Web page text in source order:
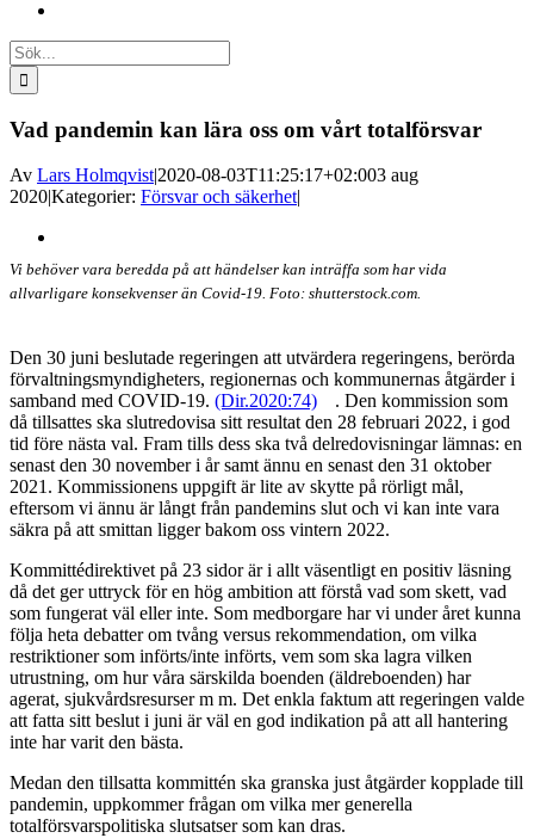
Sök
efter:
Vad pandemin kan lära oss om vårt totalförsvar
Av Lars Holmqvist|2020-08-03T11:25:17+02:003 aug
2020|Kategorier: Försvar och säkerhet|
större
bild
Vi behöver vara beredda på att händelser kan inträffa som har vida
allvarligare konsekvenser än Covid-19. Foto: shutterstock.com.
Den 30 juni beslutade regeringen att utvärdera regeringens, berörda
förvaltningsmyndigheters, regionernas och kommunernas åtgärder i
samband med COVID-19. (Dir.2020:74)
. Den kommission som
då tillsattes ska slutredovisa sitt resultat den 28 februari 2022, i god
tid före nästa val. Fram tills dess ska två delredovisningar lämnas: en
senast den 30 november i år samt ännu en senast den 31 oktober
2021. Kommissionens uppgift är lite av skytte på rörligt mål,
eftersom vi ännu är långt från pandemins slut och vi kan inte vara
säkra på att smittan ligger bakom oss vintern 2022.
Kommittédirektivet på 23 sidor är i allt väsentligt en positiv läsning
då det ger uttryck för en hög ambition att förstå vad som skett, vad
som fungerat väl eller inte. Som medborgare har vi under året kunna
följa heta debatter om tvång versus rekommendation, om vilka
restriktioner som införts/inte införts, vem som ska lagra vilken
utrustning, om hur våra särskilda boenden (äldreboenden) har
agerat, sjukvårdsresurser m m. Det enkla faktum att regeringen valde
att fatta sitt beslut i juni är väl en god indikation på att all hantering
inte har varit den bästa.
Medan den tillsatta kommittén ska granska just åtgärder kopplade till
pandemin, uppkommer frågan om vilka mer generella
totalförsvarspolitiska slutsatser som kan dras.